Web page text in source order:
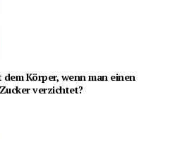
dem Körper, wenn man einen
verzichtet?